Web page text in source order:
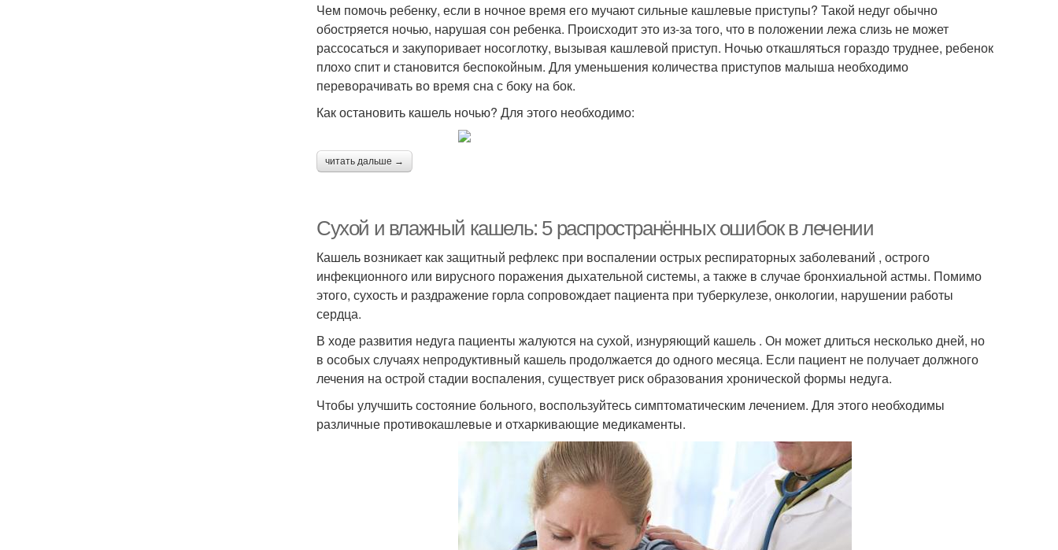
Чем помочь ребенку, если в ночное время его мучают сильные кашлевые приступы? Такой недуг обычно
обостряется ночью, нарушая сон ребенка. Происходит это из-за того, что в положении лежа слизь не может
рассосаться и закупоривает носоглотку, вызывая кашлевой приступ. Ночью откашляться гораздо труднее, ребенок
плохо спит и становится беспокойным. Для уменьшения количества приступов малыша необходимо
переворачивать во время сна с боку на бок.
Как остановить кашель ночью? Для этого необходимо:
читать дальше →
Сухой и влажный кашель: 5 распространённых ошибок в лечении
Кашель возникает как защитный рефлекс при воспалении острых респираторных заболеваний , острого
инфекционного или вирусного поражения дыхательной системы, а также в случае бронхиальной астмы. Помимо
этого, сухость и раздражение горла сопровождает пациента при туберкулезе, онкологии, нарушении работы
сердца.
В ходе развития недуга пациенты жалуются на сухой, изнуряющий кашель . Он может длиться несколько дней, но
в особых случаях непродуктивный кашель продолжается до одного месяца. Если пациент не получает должного
лечения на острой стадии воспаления, существует риск образования хронической формы недуга.
Чтобы улучшить состояние больного, воспользуйтесь симптоматическим лечением. Для этого необходимы
различные противокашлевые и отхаркивающие медикаменты.